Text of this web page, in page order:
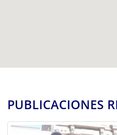
PUBLICACIONES